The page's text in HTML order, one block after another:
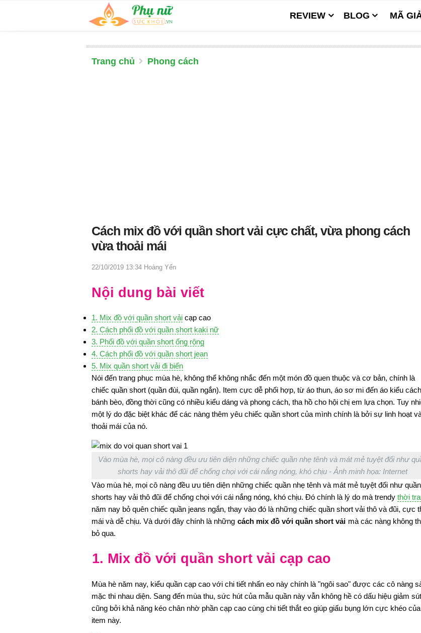
REVIEW BLOG MÃ
Trang chủ Phong cách
Cách mix đồ với quần short vải cực chất, vừa phong cách
vừa thoải mái
22/10/2019 13:34 Hoàng Yến
Nội dung bài viết
1. Mix đồ với quần short vải cạp cao
2. Cách phối đồ với quần short kaki nữ
3. Phối đồ với quần short ống rộng
4. Cách phối đồ với quần short jean
5. Mix quần short vải đi biển
Nói đến trang phục mùa hè, không thể không nhắc đến một món đồ quen thuộc và cơ bản, chính là
chiếc quần short (quần đùi, quần ngắn). Item cực dễ phối hợp, từ áo thun, áo sơ mi đến áo kiểu
bánh bèo, đồng thời cũng có nhiều kiểu dáng và phong cách, tha hồ cho hội chị em lựa chọn. Tuy
một lý do đặc biệt khác để các nàng thêm yêu chiếc quần short của mình chính là bởi sự linh hoạt
thoải mái của nó.
Vào mùa hè, mọi cô nàng đều ưu tiên diện những chiếc quần nhẹ tênh và mát mẻ tuyệt đối như
shorts hay vải thô đũi để chống chọi với cái nắng nóng, khó chịu - Ảnh minh họa: Internet
Vào mùa hè, mọi cô nàng đều ưu tiên diện những chiếc quần nhẹ tênh và mát mẻ tuyệt đối như quần
shorts hay vải thô đũi để chống chọi với cái nắng nóng, khó chịu. Đó chính là lý do mà trendy thời
năm nay bỏ quên chiếc quần jeans ngắn, thay vào đó là những chiếc quần short vải thô và đũi, cực
mái và dễ chịu. Và dưới đây chính là những cách mix đồ với quần short vải mà các nàng không
bỏ qua.
1. Mix đồ với quần short vải cạp cao
Mùa hè năm nay, kiểu quần cạp cao với chi tiết nhấn eo này chính là "ngôi sao" được các cô nàng
mặc thi nhau diện. Sang đến mùa thu, sức hút của mẫu quần này vẫn không hề có dấu hiệu giảm
cũng bởi khả năng kéo chân nhờ phần cạp cao cùng chi tiết thắt eo giúp giấu bụng lớn cực khéo của
item này.